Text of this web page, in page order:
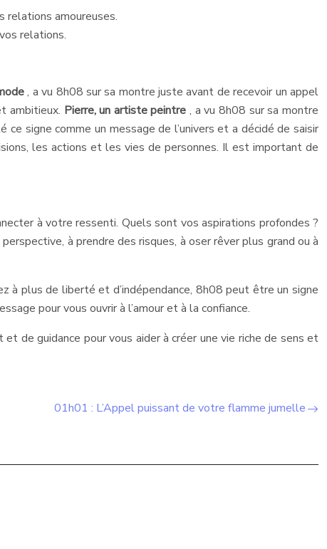
relations amoureuses.
relations.
, a vu 8h08 sur sa montre juste avant de recevoir un appel
ambitieux. Pierre, un artiste peintre, a vu 8h08 sur sa montre
signe comme un message de l’univers et a décidé de saisir
les actions et les vies de personnes. Il est important de
à votre ressenti. Quels sont vos aspirations profondes ?
à prendre des risques, à oser rêver plus grand ou à
à plus de liberté et d’indépendance, 8h08 peut être un signe
pour vous ouvrir à l’amour et à la confiance.
de guidance pour vous aider à créer une vie riche de sens et
01h01 : L’Appel puissant de votre flamme jumelle